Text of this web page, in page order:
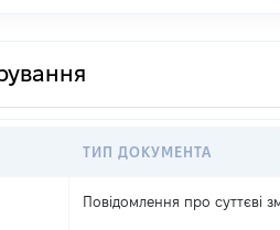
ТИП ДОКУМЕНТА
Повідомлення про суттєві